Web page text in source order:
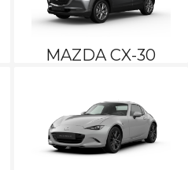
MAZDA CX-30